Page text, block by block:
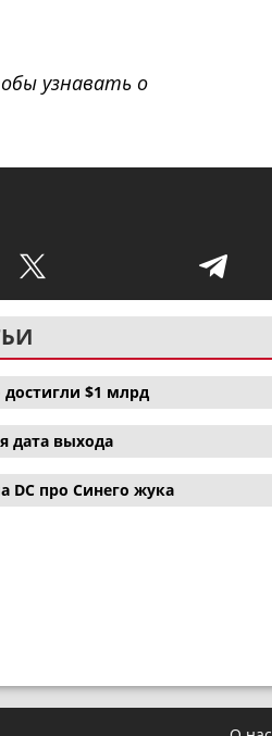
узнавать о
$1 млрд
дата выхода
DC про Синего жука